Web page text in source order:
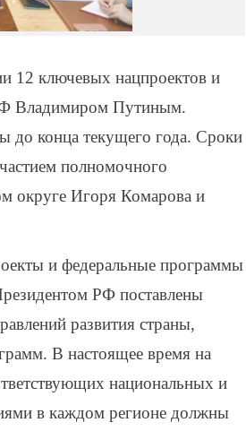
12 ключевых нацпроектов и
Владимиром Путиным.
до конца текущего года. Сроки
полномочного
округе Игоря Комарова и
и федеральные программы
РФ поставлены
развития страны,
В настоящее время на
национальных и
в каждом регионе должны